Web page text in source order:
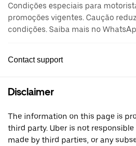
Condições especiais para
promoções vigentes. Caução
condições. Saiba mais no
Contact support
Disclaimer
The information on this page is
third party. Uber is not
made by third parties, or any